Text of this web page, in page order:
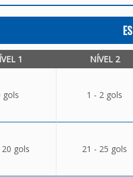
1 NÍVEL 2
gols 1 - 2 gols
gols 21 - 25 gols